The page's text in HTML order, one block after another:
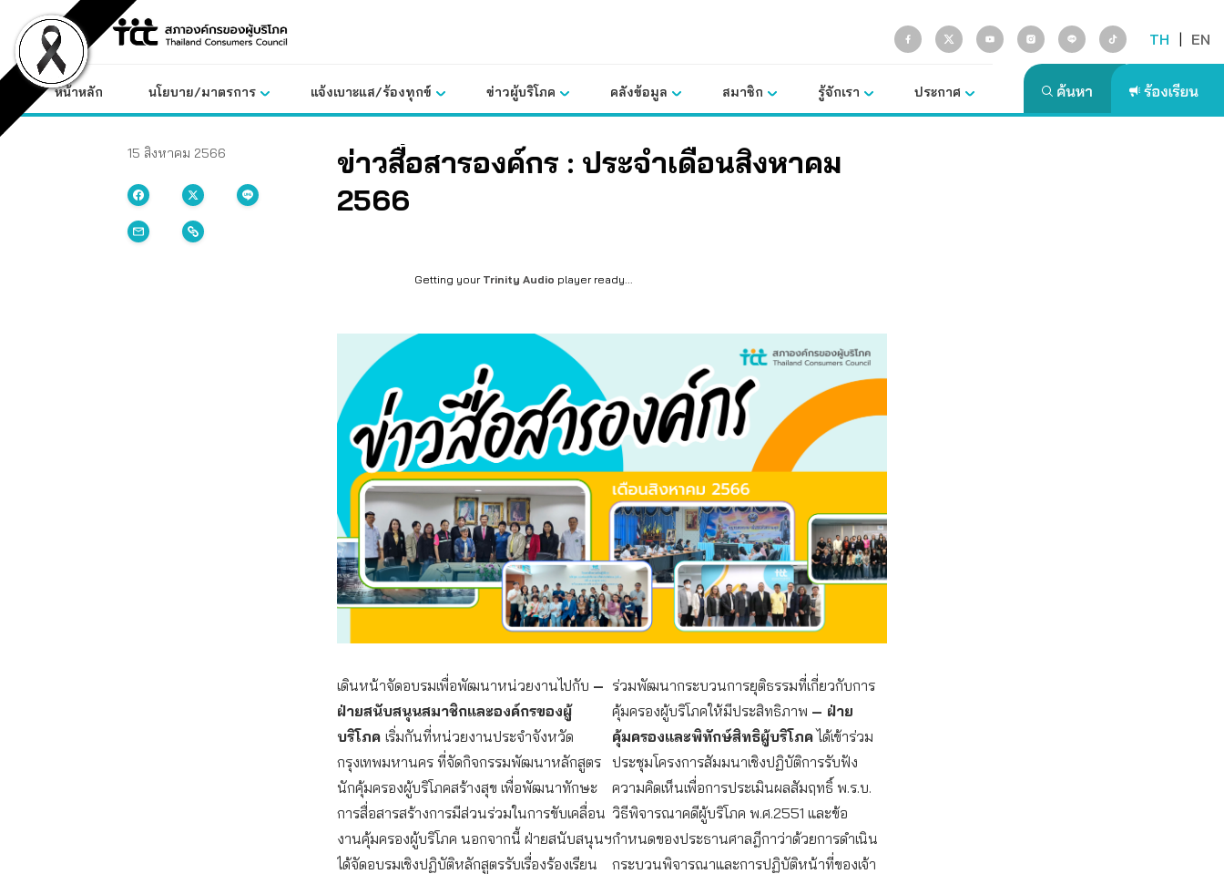
content
TH | EN
หน้าหลัก นโยบาย/มาตรการ แจ้งเบาะแส/ร้องทุกข์ ข่าวผู้บริโภค คลังข้อมูล สมาชิก รู้จักเรา ประกาศ
15 สิงหาคม 2566
ข่าวสื่อสารองค์กร : ประจำเดือนสิงหาคม
2566
Getting your Trinity Audio player ready...
เดินหน้าจัดอบรมเพื่อพัฒนาหน่วยงานไปกับ –
ฝ่ายสนับสนุนสมาชิกและองค์กรของผู้
บริโภค เริ่มกันที่หน่วยงานประจำจังหวัด
กรุงเทพมหานคร ที่จัดกิจกรรมพัฒนาหลักสูตร
นักคุ้มครองผู้บริโภคสร้างสุข เพื่อพัฒนาทักษะ
การสื่อสารสร้างการมีส่วนร่วมในการขับเคลื่อน
งานคุ้มครองผู้บริโภค นอกจากนี้ ฝ่ายสนับสนุนฯ
ได้จัดอบรมเชิงปฏิบัติหลักสูตรรับเรื่องร้องเรียน
ร่วมพัฒนากระบวนการยุติธรรมที่เกี่ยวกับการ
คุ้มครองผู้บริโภคให้มีประสิทธิภาพ – ฝ่าย
คุ้มครองและพิทักษ์สิทธิผู้บริโภคได้เข้าร่วม
ประชุมโครงการสัมมนาเชิงปฏิบัติการรับฟัง
ความคิดเห็นเพื่อการประเมินผลสัมฤทธิ์ พ.ร.บ.
วิธีพิจารณาคดีผู้บริโภค พ.ศ.2551 และข้อ
กำหนดของประธานศาลฎีกาว่าด้วยการดำเนิน
กระบวนพิจารณาและการปฏิบัติหน้าที่ของเจ้า